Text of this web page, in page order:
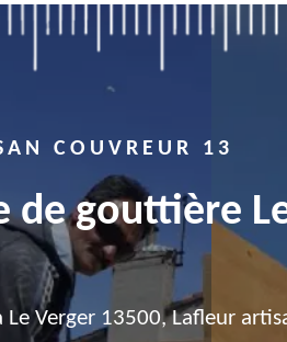
COUVREUR 13
de gouttière
Le Verger 13500, Lafleur